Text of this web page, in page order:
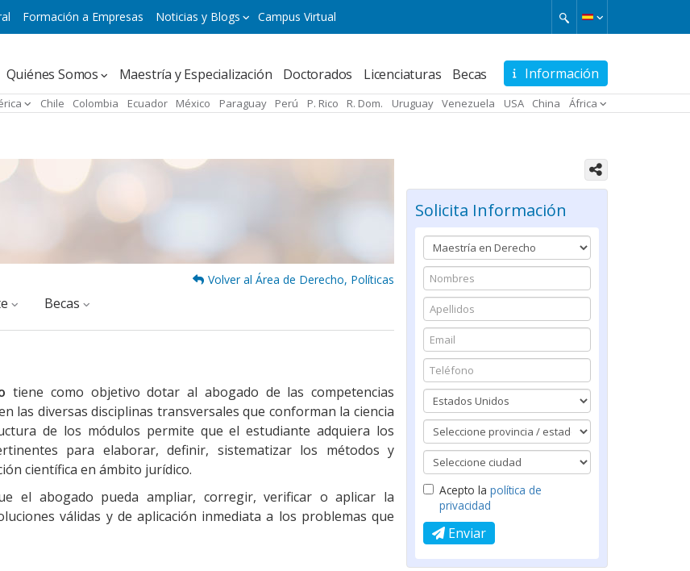
Formación a Empresas Noticias y Blogs Campus Virtual
Información
Quiénes Somos Maestría y Especialización Doctorados Licenciaturas Becas
Chile Colombia Ecuador México Paraguay Perú P. Rico R. Dom. Uruguay Venezuela USA China África
Solicita Información
Acepto la política de
privacidad
Enviar
Volver al Área de Derecho, Políticas
Becas
tiene como objetivo dotar al abogado de las competencias
las diversas disciplinas transversales que conforman la ciencia
de los módulos permite que el estudiante adquiera los
para elaborar, definir, sistematizar los métodos y
científica en ámbito jurídico.
el abogado pueda ampliar, corregir, verificar o aplicar la
válidas y de aplicación inmediata a los problemas que